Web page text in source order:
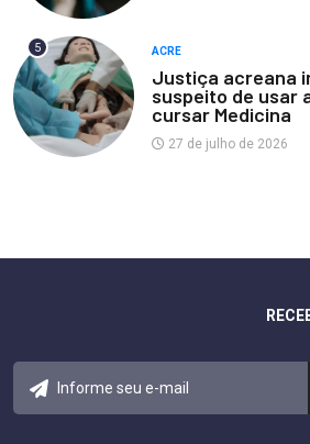
5 ACRE
Justiça acreana
suspeito de usar
cursar Medicina
27 de julho de 2026